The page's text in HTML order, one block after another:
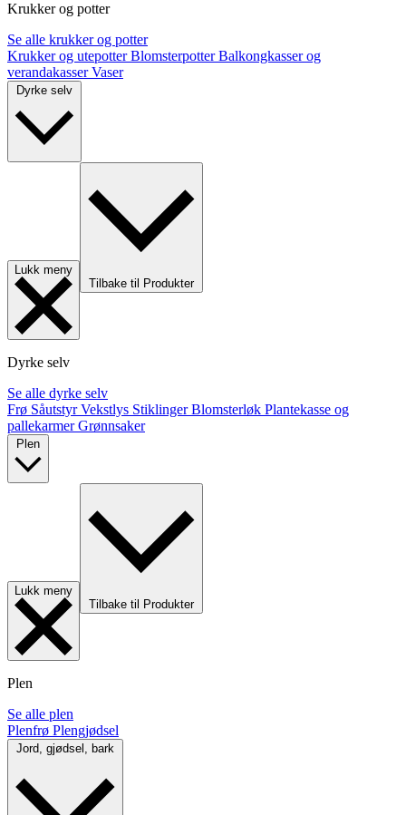
Krukker og potter
Se alle krukker og potter
Krukker og utepotterBlomsterpotterBalkongkasser og
verandakasserVaser
Lukk meny
Tilbake til Produkter
Dyrke selv
Se alle dyrke selv
Frø SåutstyrVekstlys StiklingerBlomsterløk Plantekasse og
pallekarmerGrønnsaker
Lukk meny
Tilbake til Produkter
Plen
Se alle plen
Plenfrø Plengjødsel